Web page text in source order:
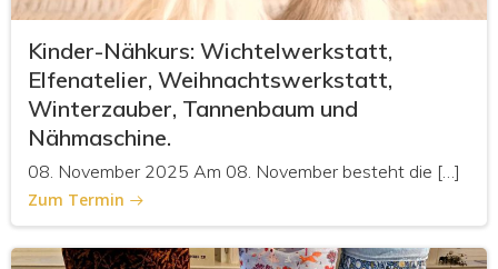
Kinder-Nähkurs: Wichtelwerkstatt,
Elfenatelier, Weihnachtswerkstatt,
Winterzauber, Tannenbaum und
Nähmaschine.
08. November 2025 Am 08. November besteht die […]
Zum Termin